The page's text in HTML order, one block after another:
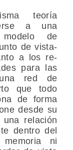
teoría
a una
de
de vista-
a los re-
para las
una red de
que todo
de forma
desde su
relación
dentro del
memoria ni